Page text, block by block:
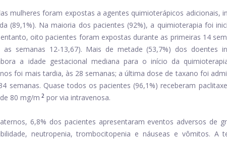
mulheres foram expostas a agentes quimioterápicos adicionais,
(89,1%). Na maioria dos pacientes (92%), a quimioterapia foi
oito pacientes foram expostas durante as primeiras 14
semanas 12-13,67). Mais de metade (53,7%) dos doentes
a idade gestacional mediana para o início da
foi mais tardia, às 28 semanas; a última dose de taxano foi
semanas. Quase todos os pacientes (96,1%) receberam
80 mg/m 2 por via intravenosa.
6,8% dos pacientes apresentaram eventos adversos de
neutropenia, trombocitopenia e náuseas e vômitos. A